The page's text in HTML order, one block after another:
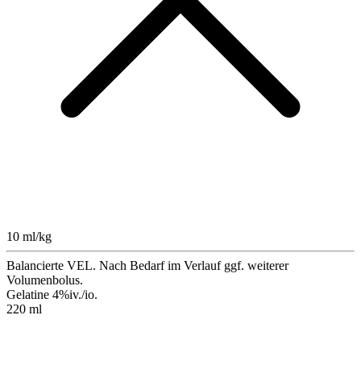
10 ml/kg
Balancierte VEL. Nach Bedarf im Verlauf ggf. weiterer
Volumenbolus.
Gelatine 4%iv./io.
220 ml